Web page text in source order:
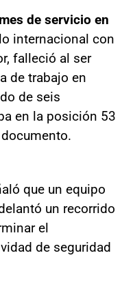
de servicio en
internacional con
falleció al ser
de trabajo en
de seis
en la posición 53
que un equipo
un recorrido
el
de seguridad